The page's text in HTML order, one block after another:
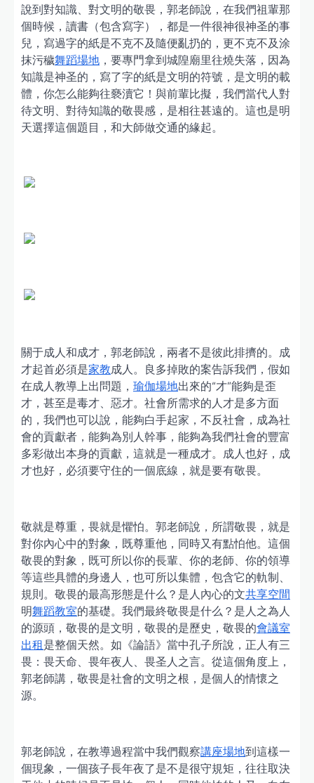
說到對知識、對文明的敬畏，郭老師說，在我們祖輩那
個時候，讀書（包含寫字），都是一件很神很神圣的事
兒，寫過字的紙是不克不及隨便亂扔的，更不克不及涂
抹污穢舞蹈場地 ，要專門拿到城隍廟里往燒失落，因為
知識是神圣的，寫了字的紙是文明的符號，是文明的載
體，你怎么能夠往褻瀆它！與前輩比擬，我們當代人對
待文明、對待知識的敬畏感，是相往甚遠的。這也是明
天選擇這個題目，和大師做交通的緣起。
關于成人和成才，郭老師說，兩者不是彼此排擠的。成
才起首必須是家教成人。良多掉敗的案告訴我們，假如
在成人教導上出問題， 瑜伽場地出來的“才”能夠是歪
才，甚至是毒才、惡才。社會所需求的人才是多方面
的，我們也可以說，能夠白手起家，不反社會，成為社
會的貢獻者，能夠為別人幹事，能夠為我們社會的豐富
多彩做出本身的貢獻，這就是一種成才。成人也好，成
才也好，必須要守住的一個底線，就是要有敬畏。
敬就是尊重，畏就是懼怕。郭老師說，所謂敬畏，就是
對你內心中的對象，既尊重他，同時又有點怕他。這個
敬畏的對象，既可所以你的長輩、你的老師、你的領導
等這些具體的身邊人，也可所以集體，包含它的軌制、
規則。敬畏的最高形態是什么？是人內心的文共享空間
明舞蹈教室的基礎。我們最終敬畏是什么？是人之為人
的源頭，敬畏的是文明，敬畏的是歷史，敬畏的會議室
出租是整個天然。如《論語》當中孔子所說，正人有三
畏：畏天命、畏年夜人、畏圣人之言。從這個角度上，
郭老師講，敬畏是社會的文明之根，是個人的情懷之
源。
郭老師說，在教導過程當中我們觀察講座場地到這樣一
個現象，一個孩子長年夜了是不是很守規矩，往往取決